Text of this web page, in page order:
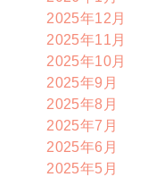
2025年12月
2025年11月
2025年10月
2025年9月
2025年8月
2025年7月
2025年6月
2025年5月